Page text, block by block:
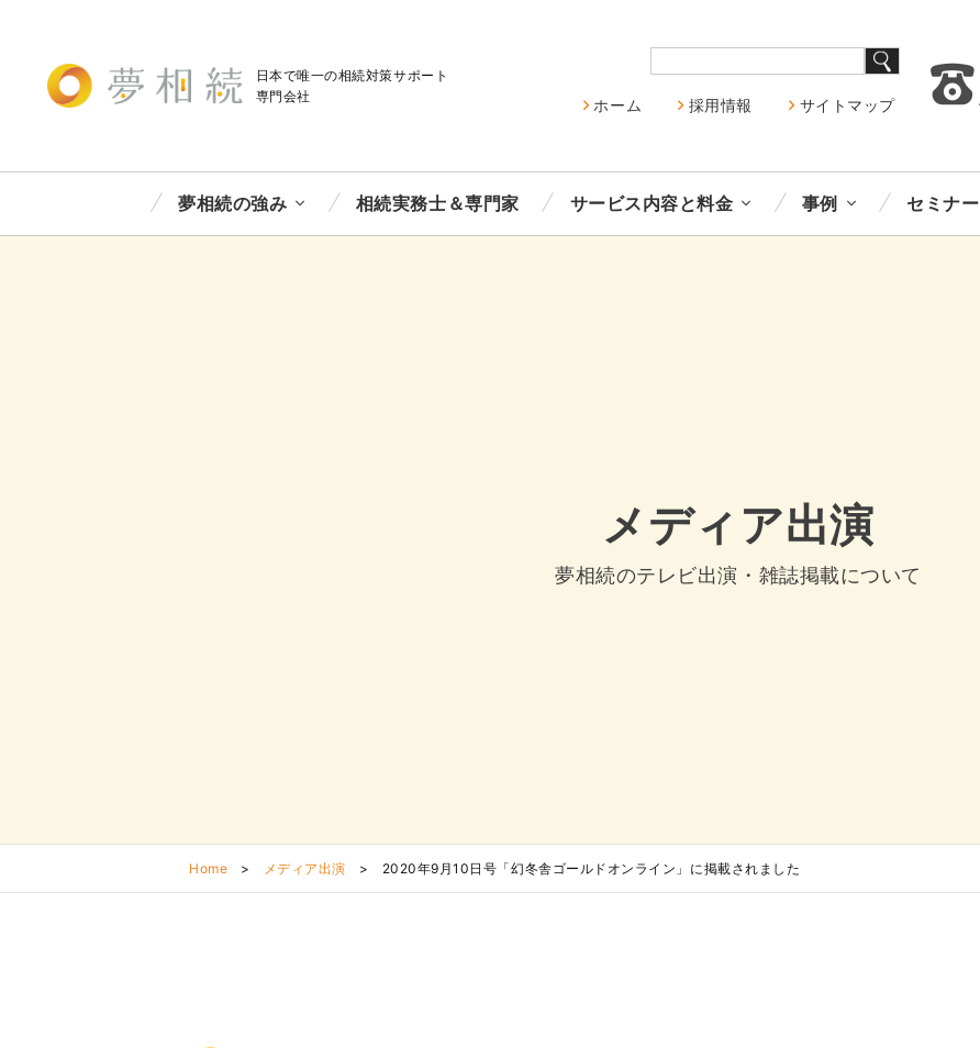
日本で唯一の相続対策サポート
専門会社
ホーム 採用情報 サイトマップ
夢相続の強み 相続実務士＆専門家 サービス内容と料金 事例 セミナー
メディア出演
夢相続のテレビ出演・雑誌掲載について
Home > メディア出演 > 2020年9月10日号「幻冬舎ゴールドオンライン」に掲載されました